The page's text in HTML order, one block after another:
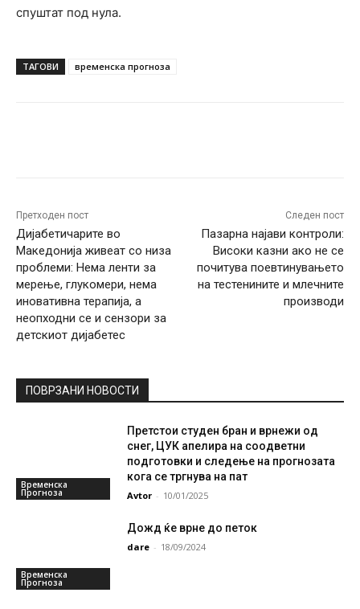
спуштат под нула.
ТАГОВИ временска прогноза
Претходен пост
Дијабетичарите во
Македонија живеат со низа
проблеми: Нема ленти за
мерење, глукомери, нема
иновативна терапија, а
неопходни се и сензори за
детскиот дијабетес
Следен пост
Пазарна најави контроли:
Високи казни ако не се
почитува поевтинувањето
на тестенините и млечните
производи
ПОВРЗАНИ НОВОСТИ
Временска
Прогноза
Претстои студен бран и врнежи од
снег, ЦУК апелира на соодветни
подготовки и следење на прогнозата
кога се тргнува на пат
Avtor - 10/01/2025
Временска
Прогноза
Дожд ќе врне до петок
dare - 18/09/2024